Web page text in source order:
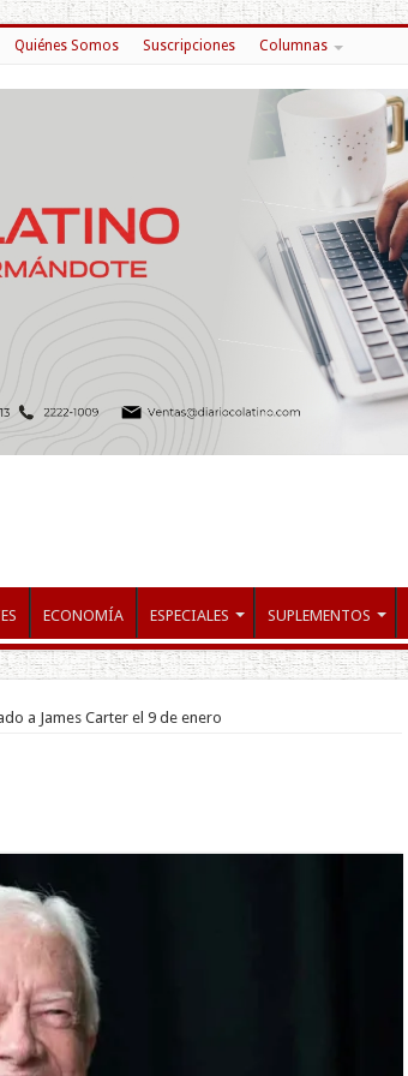
Quiénes Somos Suscripciones Columnas
ECONOMÍA ESPECIALES SUPLEMENTOS
a James Carter el 9 de enero